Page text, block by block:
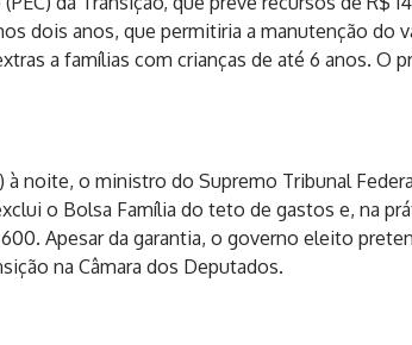
dois anos, que permitiria a manutenção do
a famílias com crianças de até 6 anos. O
à noite, o ministro do Supremo Tribunal
o Bolsa Família do teto de gastos e, na
Apesar da garantia, o governo eleito
na Câmara dos Deputados.